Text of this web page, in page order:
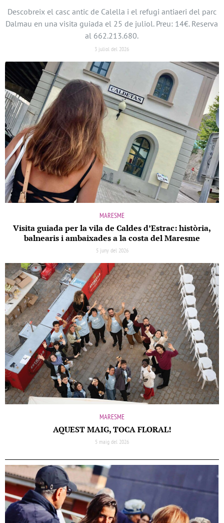
Descobreix el casc antic de Calella i el refugi antiaeri del parc
Dalmau en una visita guiada el 25 de juliol. Preu: 14€. Reserva
al 662.213.680.
3 juliol del 2026
MARESME
Visita guiada per la vila de Caldes d’Estrac: història,
balnearis i ambaixades a la costa del Maresme
5 juny del 2026
MARESME
AQUEST MAIG, TOCA FLORAL!
5 maig del 2026